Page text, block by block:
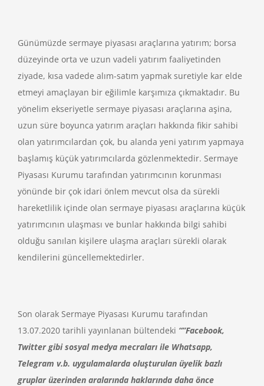
Günümüzde sermaye piyasası araçlarına yatırım; borsa
düzeyinde orta ve uzun vadeli yatırım faaliyetinden
ziyade, kısa vadede alım-satım yapmak suretiyle kar elde
etmeyi amaçlayan bir eğilimle karşımıza çıkmaktadır. Bu
yönelim ekseriyetle sermaye piyasası araçlarına aşina,
uzun süre boyunca yatırım araçları hakkında fikir sahibi
olan yatırımcılardan çok, bu alanda yeni yatırım yapmaya
başlamış küçük yatırımcılarda gözlenmektedir. Sermaye
Piyasası Kurumu tarafından yatırımcının korunması
yönünde bir çok idari önlem mevcut olsa da sürekli
hareketlilik içinde olan sermaye piyasası araçlarına küçük
yatırımcının ulaşması ve bunlar hakkında bilgi sahibi
olduğu sanılan kişilere ulaşma araçları sürekli olarak
kendilerini güncellemektedirler.
Son olarak Sermaye Piyasası Kurumu tarafından
13.07.2020 tarihli yayınlanan bültendeki “”Facebook,
Twitter gibi sosyal medya mecraları ile Whatsapp,
Telegram v.b. uygulamalarda oluşturulan üyelik bazlı
gruplar üzerinden aralarında haklarında daha önce